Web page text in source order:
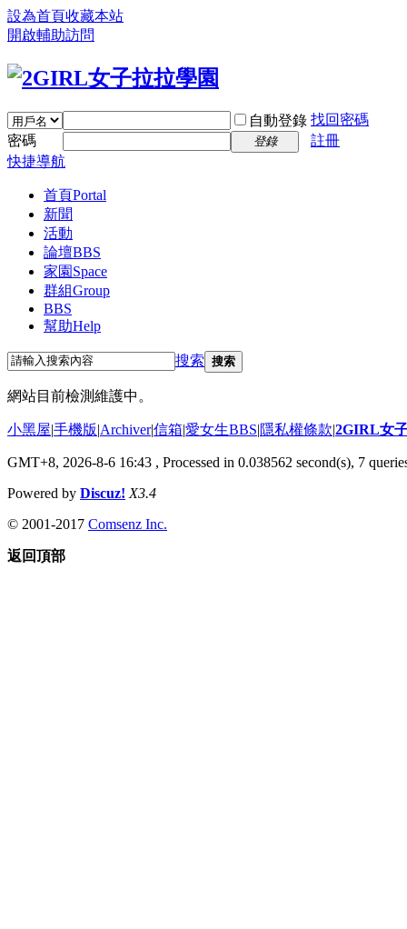
設為首頁收藏本站
開啟輔助訪問
自動登錄 找回密碼
密碼
登錄
註冊
快捷導航
首頁Portal
新聞
活動
論壇BBS
家園 Space
群組Group
BBS
幫助Help
搜索 搜索
網站目前檢測維護中。
小黑屋|手機版|Archiver|信箱|愛女生BBS|隱私權條款|2GIRL女
GMT+8, 2026-8-6 16:43 , Processed in 0.038562 second(s), 7
Powered by Discuz! X3.4
© 2001-2017 Comsenz Inc.
返回頂部